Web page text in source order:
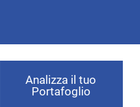
Analizza il tuo
Portafoglio